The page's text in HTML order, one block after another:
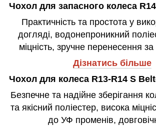
Чохол для запасного колеса
Практичність та простота у
догляді, водонепроникний
міцність, зручне перенесення за
Дізнатись більше
Чохол для колеса R13-R14 S
Безпечне та надійне зберігання
та якісний поліестер, висока
до УФ променів,